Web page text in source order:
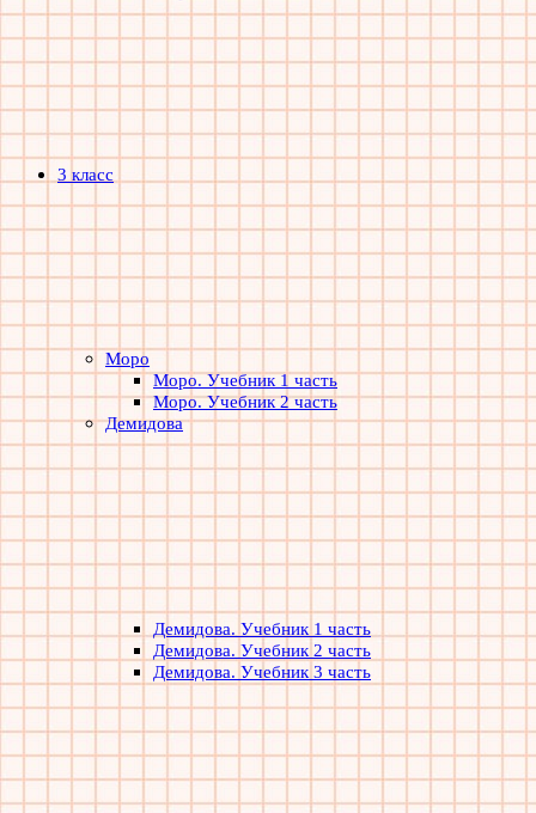
3 класс
Моро
Моро. Учебник 1 часть
Моро. Учебник 2 часть
Демидова
Демидова. Учебник 1 часть
Демидова. Учебник 2 часть
Демидова. Учебник 3 часть